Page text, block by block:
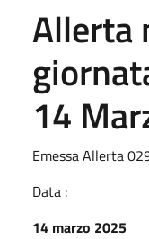
Allerta
14
Emessa Allerta
Data :
14 marzo 2025